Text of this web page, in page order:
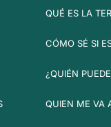
QUÉ ES LA
CÓMO SÉ SI
¿QUIÉN
QUIEN ME VA